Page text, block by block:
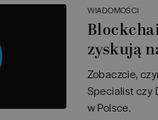
WIADOMOŚCI
zyskują
Zobaczcie,
Specialist czy
w Polsce.